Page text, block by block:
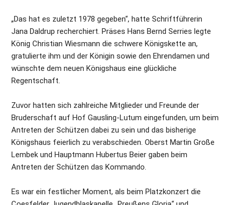
„Das hat es zuletzt 1978 gegeben“, hatte Schriftführerin
Jana Daldrup recherchiert. Präses Hans Bernd Serries legte
König Christian Wiesmann die schwere Königskette an,
gratulierte ihm und der Königin sowie den Ehrendamen und
wünschte dem neuen Königshaus eine glückliche
Regentschaft.
Zuvor hatten sich zahlreiche Mitglieder und Freunde der
Bruderschaft auf Hof Gausling-Lutum eingefunden, um beim
Antreten der Schützen dabei zu sein und das bisherige
Königshaus feierlich zu verabschieden. Oberst Martin Große
Lembek und Hauptmann Hubertus Beier gaben beim
Antreten der Schützen das Kommando.
Es war ein festlicher Moment, als beim Platzkonzert die